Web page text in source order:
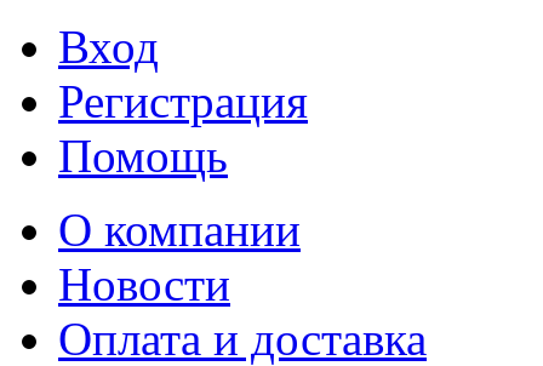
Вход
Регистрация
Помощь
О компании
Новости
Оплата и доставка